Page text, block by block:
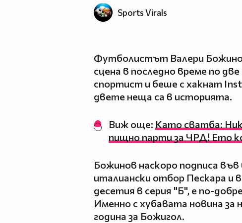
Sports Virals
Футболистът Валери
сцена в последно време по
спортист и беше с хакнат
двете неща са в историята.
Виж още: Като сватба:
пищно парти за ЧРД! Ето
Божинов наскоро подписа
италиански отбор Пескара и
десетия в серия "Б", е по-
Именно с хубавата новина за
година за Божигол.